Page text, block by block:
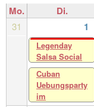
Mo. Di.
31 1
Legenday
Salsa Social
Cuban
Uebungsparty
im